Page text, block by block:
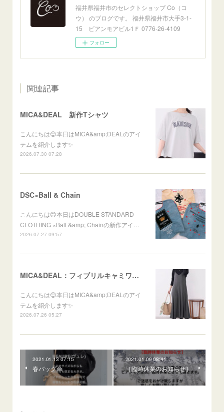
福井県福井市のセレクトショップ Co（コ
ウ） のブログです。 福井県福井市大手3-1-
15 ビアンモアビル1Ｆ 0776-26-4109
フォロー
関連記事
MICA&DEAL 新作Tシャツ
こんにちは😊本日はMICA&amp;DEALのアイ
テムを紹介します✨
2026.07.30 07:28
DSC×Ball & Chain
こんにちは😊本日はDOUBLE STANDARD
CLOTHING ×Ball &amp; Chainの新作アイ…
2026.07.27 09:57
MICA&DEAL：フィブリルキャミワンピース
こんにちは😊本日はMICA&amp;DEALのアイ
テムを紹介します✨
2026.07.26 05:27
2021.01.13 07:15
春バッグ👜
2021.01.09 08:41
［臨時休業のお知らせ］